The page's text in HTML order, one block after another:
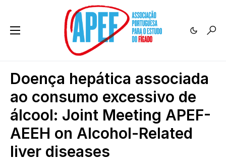
Doença hepática associada
ao consumo excessivo de
álcool: Joint Meeting APEF-
AEEH on Alcohol-Related
liver diseases